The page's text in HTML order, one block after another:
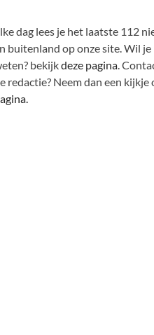
dag lees je het laatste 112
buitenland op onze site. Wil je
bekijkdeze pagina.
redactie? Neem dan een kijkje